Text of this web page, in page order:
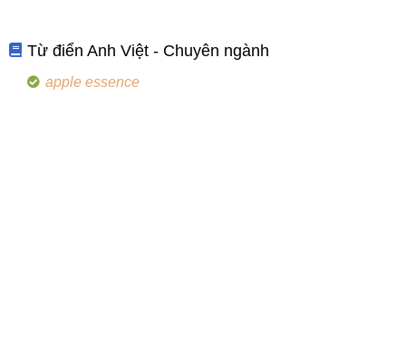
Từ điển Anh Việt - Chuyên ngành
apple essence